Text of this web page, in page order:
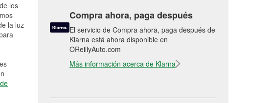
los
la luz
Compra ahora, paga después
El servicio de Compra ahora, paga después de
Klarna está ahora disponible en
OReillyAuto.com
Más información acerca de Klarna